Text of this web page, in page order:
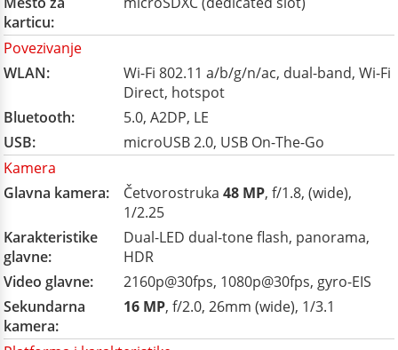
karticu:
Povezivanje
WLAN:
Wi-Fi 802.11 a/b/g/n/ac, dual-band, Wi-Fi
Direct, hotspot
Bluetooth:
5.0, A2DP, LE
USB:
microUSB 2.0, USB On-The-Go
Kamera
Glavna kamera:
Četvorostruka 48 MP, f/1.8, (wide),
1/2.25
Karakteristike
glavne:
Dual-LED dual-tone flash, panorama,
HDR
Video glavne:
2160p@30fps, 1080p@30fps, gyro-EIS
Sekundarna
kamera:
16 MP, f/2.0, 26mm (wide), 1/3.1